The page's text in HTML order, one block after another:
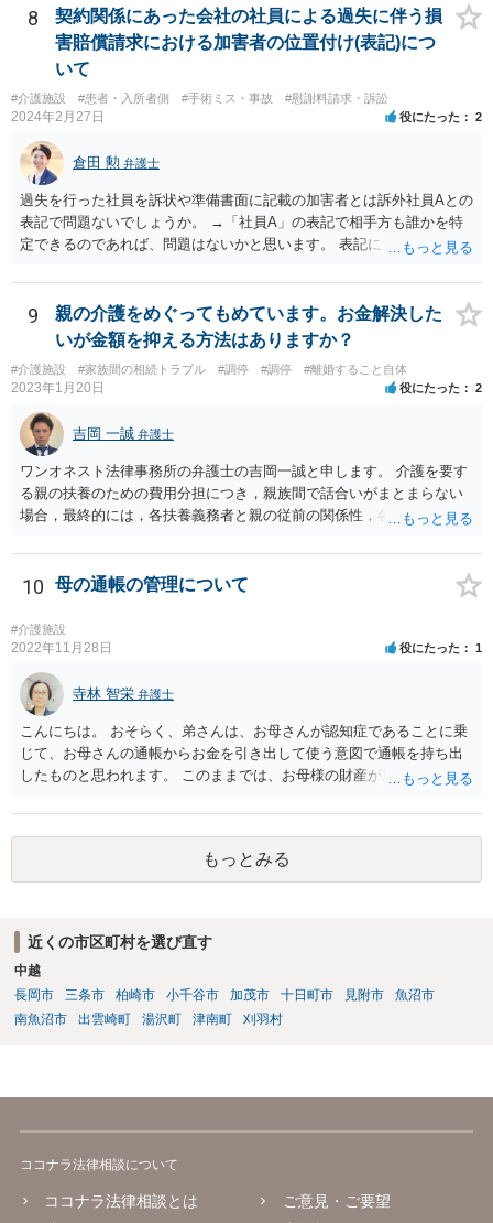
8
契約関係にあった会社の社員による過失に伴う損
害賠償請求における加害者の位置付け(表記)につ
いて
#介護施設 #患者・入所者側 #手術ミス・事故 #慰謝料請求・訴訟
2024年2月27日 役にたった 2
倉田 勲 弁護士
過失を行った社員を訴状や準備書面に記載の加害者とは訴外社員Aとの
表記で問題ないでしょうか。 →「社員A」の表記で相手方も誰かを特
定できるのであれば、問題はないかと思います。 表記について問題が
それに従ってください。
9
親の介護をめぐってもめています。お金解決した
いが金額を抑える方法はありますか？
#介護施設 #家族間の相続トラブル #調停 #調停 #離婚すること自体
2023年1月20日 役にたった 2
吉岡 一誠 弁護士
ワンオネスト法律事務所の弁護士の吉岡一誠と申します。 介護を要す
る親の扶養のための費用分担につき，親族間で話合いがまとまらない
場合，最終的には，各扶養義務者と親の従前の関係性，各扶養義務者
します（審判）。審判においては，相談者様と弟，叔父，そして離婚
成立前であればお父様も必ず当事者として申立をすることになりま
す。 相談者様ができる限り負担額を低減させたい場合は，従前より親
と別居して関係が疎遠であったこと（弟比べて親から経済的に支えて
もらった程度が低いようならその旨も）や，現在の日常生活における
収支状況として余剰が少ないことなどを，できる限り客観的な資料を
示しつつ主張立証することが望ましいでしょう。 裁判上，分担すべき
介護費については，平均的な金額が定められるので，他の扶養義務者
が過度に高額な費用をかけようとしているなら，過剰な部分について
相談者様が支払う必要はないでしょう。 なお，その他挙げていただい
たような事情は，一般的に介護費等の分担割合を定める上で考慮され
10 母の通帳の管理について
#介護施設
2022年11月28日 役にたった 1
寺林 智栄 弁護士
こんにちは。 おそらく、弟さんは、お母さんが認知症であることに乗
じて、お母さんの通帳からお金を引き出して使う意図で通帳を持ち出
したものと思われます。 このままでは、お母様の財産が逸出するのを
って通帳とカードの盗難届を出し、新たに通帳とカードを発行しても
らうことです。 そして、貸金庫に預けるなどして弟さんが使えないよ
うにするのが良いでしょう。 また、成年後見の申立をして通帳を後見
人が管理できるようにすることも必要かと思います。 この点について
もっとみる
近くの市区町村を選び直す
中越
長岡市
三条市 柏崎市 小千谷市 加茂市 十日町市 見附市
魚沼市
南魚沼市
出雲崎町 湯沢町 津南町 刈羽村
ココナラ法律相談について
ココナラ法律相談とは
ご意見・ご要望